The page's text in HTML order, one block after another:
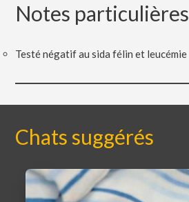
Notes particulières
Testé négatif au sida félin et leucémie
Chats suggérés